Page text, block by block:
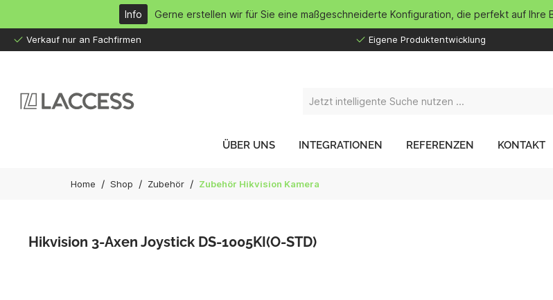
Info Gerne erstellen wir für Sie eine maßgeschneiderte Konfiguration, die perfekt auf Ihre
Verkauf nur an Fachfirmen Eigene Produktentwicklung
ÜBER UNS INTEGRATIONEN REFERENZEN KONTAKT
Home / Shop / Zubehör / Zubehör Hikvision Kamera
Hikvision 3-Axen Joystick DS-1005KI(O-STD)